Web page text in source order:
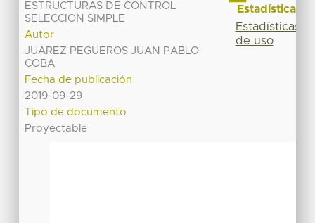
ESTRUCTURAS DE CONTROL
SELECCION SIMPLE
Autor
JUAREZ PEGUEROS JUAN PABLO
COBA
Fecha de publicación
2019-09-29
Tipo de documento
Proyectable
Estadísticas
Estadísticas
de uso